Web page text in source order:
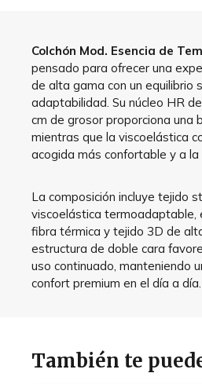
Colchón Mod. Esencia de
pensado para ofrecer una
de alta gama con un equilibrio
adaptabilidad. Su núcleo HR
cm de grosor proporciona una
mientras que la viscoelástica
acogida más confortable y a la
La composición incluye tejido
viscoelástica termoadaptable,
fibra térmica y tejido 3D de
estructura de doble cara
uso continuado, manteniendo
confort premium en el día a día.
También te